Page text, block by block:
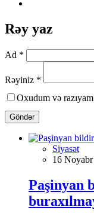
Rəy yaz
Ad *
Rəyiniz *
Oxudum və razıyam
Göndər
Siyasət
16
Paşinyan